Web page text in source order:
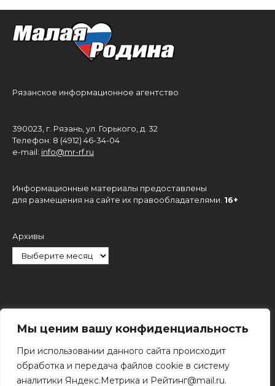
Мы ценим вашу конфиденциальность
При использовании данного сайта происходит
обработка и передача файлов cookie в систему
аналитики Яндекс.Метрика и Рейтинг@mail.ru.
Рязанское информационное агентство
390023, г. Рязань, ул. Горького, д. 32
Телефон: 8 (4912) 46-34-04
e-mail: info@mr-rf.ru
Информационные материалы предоставлены
для размещения на сайте их правообладателями. 16+
Архивы